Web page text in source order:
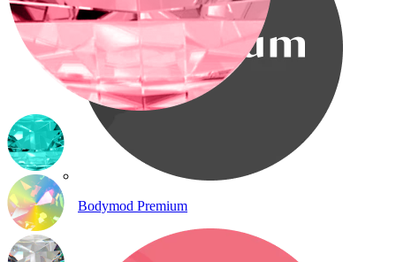
Bodymod Premium